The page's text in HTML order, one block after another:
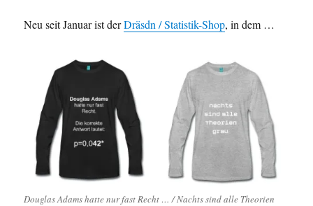
Neu seit Januar ist derDräsdn / Statistik-Shop, in dem …
Douglas Adams hatte nur fast Recht … / Nachts sind alle Theorien